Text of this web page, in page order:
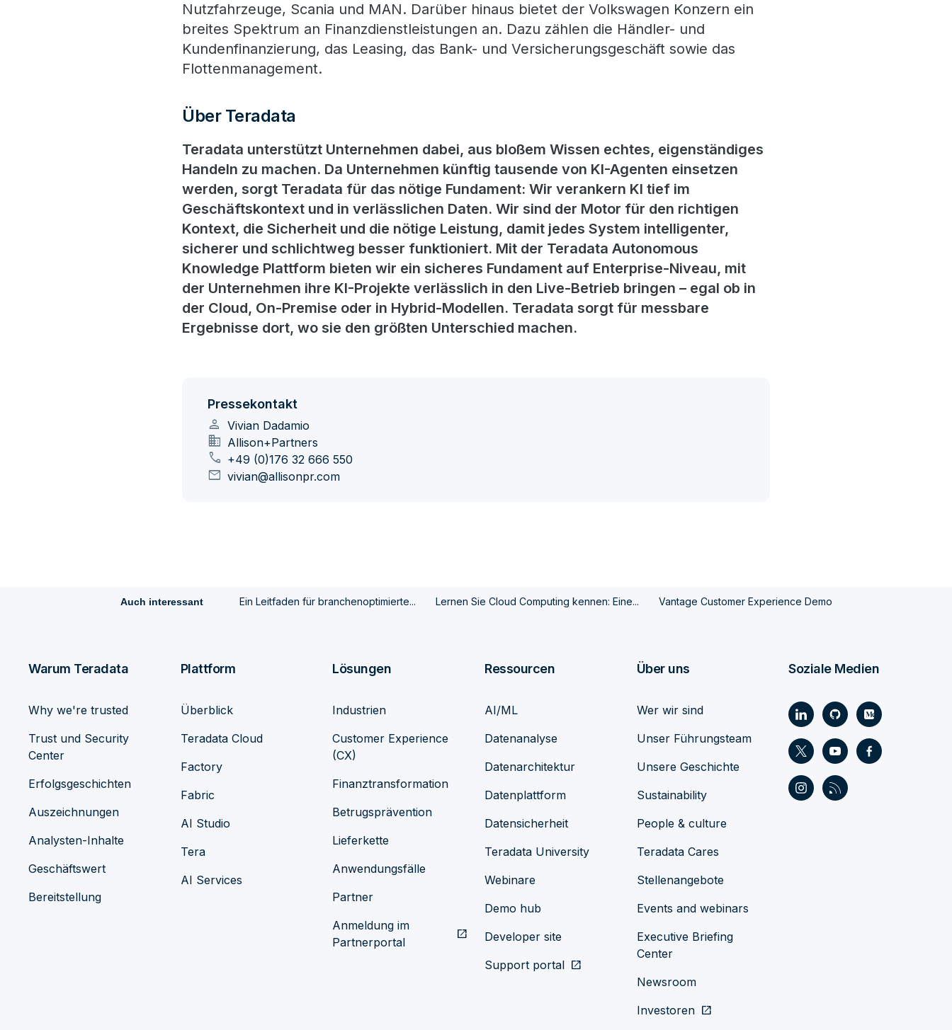
Nutzfahrzeuge, Scania und MAN. Darüber hinaus bietet der Volkswagen Konzern ein
breites Spektrum an Finanzdienstleistungen an. Dazu zählen die Händler- und
Kundenfinanzierung, das Leasing, das Bank- und Versicherungsgeschäft sowie das
Flottenmanagement.
Über Teradata
Teradata unterstützt Unternehmen dabei, aus bloßem Wissen echtes, eigenständiges
Handeln zu machen. Da Unternehmen künftig tausende von KI-Agenten einsetzen
werden, sorgt Teradata für das nötige Fundament: Wir verankern KI tief im
Geschäftskontext und in verlässlichen Daten. Wir sind der Motor für den richtigen
Kontext, die Sicherheit und die nötige Leistung, damit jedes System intelligenter,
sicherer und schlichtweg besser funktioniert. Mit der Teradata Autonomous
Knowledge Plattform bieten wir ein sicheres Fundament auf Enterprise-Niveau, mit
der Unternehmen ihre KI-Projekte verlässlich in den Live-Betrieb bringen – egal ob in
der Cloud, On-Premise oder in Hybrid-Modellen. Teradata sorgt für messbare
Ergebnisse dort, wo sie den größten Unterschied machen.
Pressekontakt
person Vivian Dadamio
domain Allison+Partners
call +49 (0)176 32 666 550
mail vivian@allisonpr.com
Auch interessant Ein Leitfaden für branchenoptimierte... Lernen Sie Cloud Computing kennen: Eine... Vantage Customer Experience Demo
Warum Teradata
Why we're trusted
Trust und Security
Center
Erfolgsgeschichten
Auszeichnungen
Analysten-Inhalte
Geschäftswert
Bereitstellung
Plattform
Überblick
Teradata Cloud
Factory
Fabric
AI Studio
Tera
AI Services
Lösungen
Industrien
Customer Experience
(CX)
Finanztransformation
Betrugsprävention
Lieferkette
Anwendungsfälle
Partner
Anmeldung im
Partnerportal
open_in_new
Ressourcen
AI/ML
Datenanalyse
Datenarchitektur
Datenplattform
Datensicherheit
Teradata University
Webinare
Demo hub
Developer site
Support portal open_in_new
Über uns
Wer wir sind
Unser Führungsteam
Unsere Geschichte
Sustainability
People & culture
Teradata Cares
Stellenangebote
Events and webinars
Executive Briefing
Center
Newsroom
Investoren open_in_new
Soziale Medien